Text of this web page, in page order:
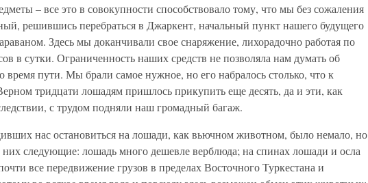
– все это в совокупности способствовало тому, что мы без сожаления
решившись перебраться в Джаркент, начальный пункт нашего будущего
Здесь мы доканчивали свое снаряжение, лихорадочно работая по
в сутки. Ограниченность наших средств не позволяла нам думать об
время пути. Мы брали самое нужное, но его набралось столько, что к
тридцати лошадям пришлось прикупить еще десять, да и эти, как
с трудом подняли наш громадный багаж.
нас остановиться на лошади, как вьючном животном, было немало, но
них следующие: лошадь много дешевле верблюда; на спинах лошади и осла
все передвижение грузов в пределах Восточного Туркестана и